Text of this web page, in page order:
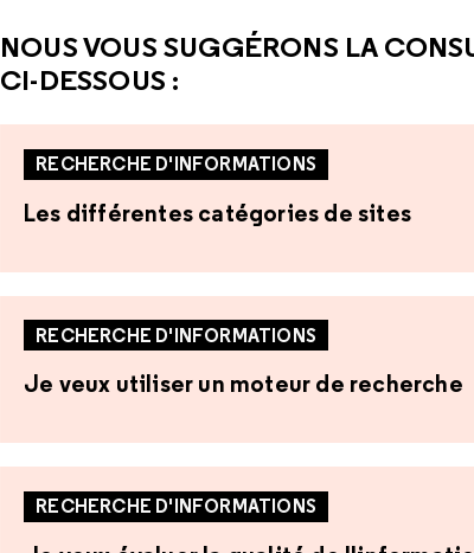
NOUS VOUS SUGGÉRONS LA
CI-DESSOUS :
RECHERCHE D'INFORMATIONS
Les différentes catégories de sites
RECHERCHE D'INFORMATIONS
Je veux utiliser un moteur de recherche
RECHERCHE D'INFORMATIONS